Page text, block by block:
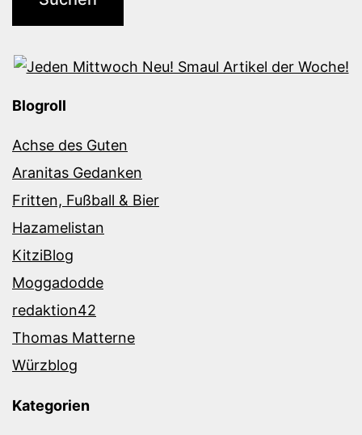
Blogroll
Achse des Guten
Aranitas Gedanken
Fritten, Fußball & Bier
Hazamelistan
KitziBlog
Moggadodde
redaktion42
Thomas Matterne
Würzblog
Kategorien